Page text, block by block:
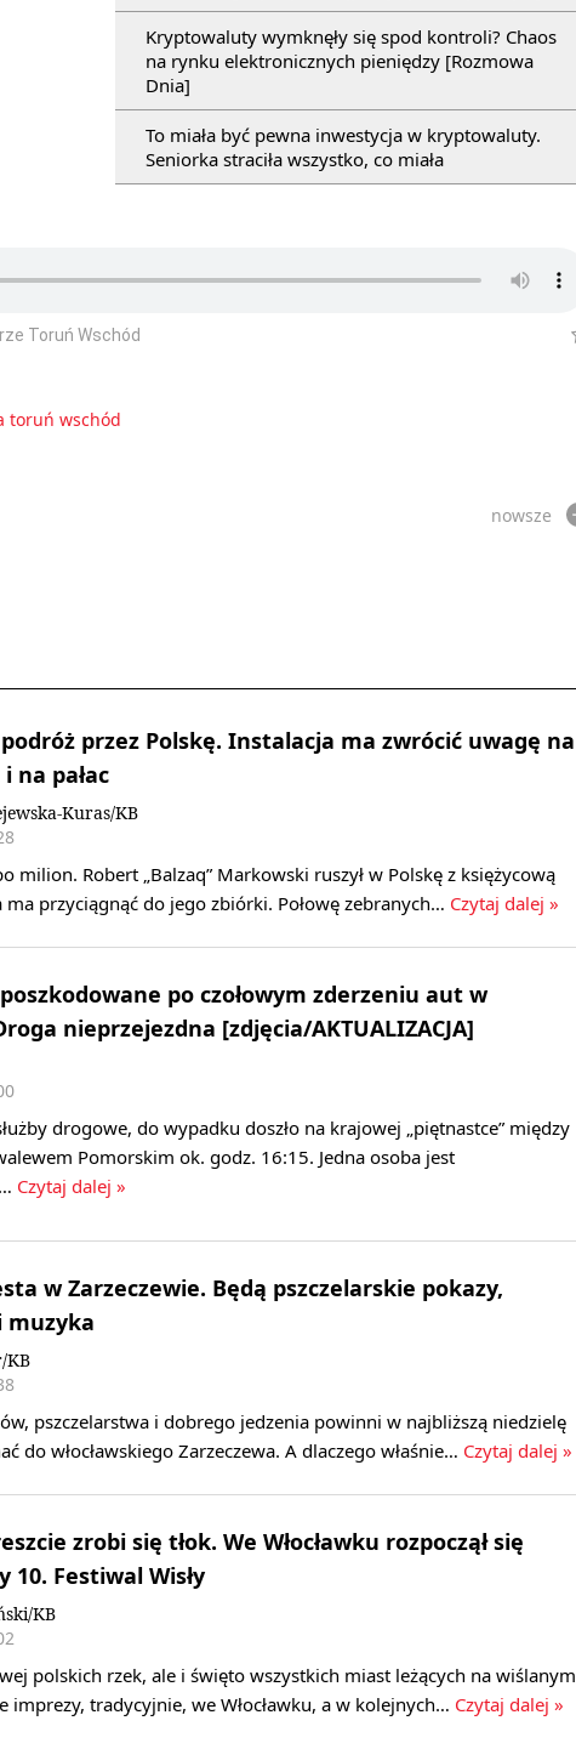
Kryptowaluty wymknęły się spod kontroli? Chaos
na rynku elektronicznych pieniędzy [Rozmowa
Dnia]
To miała być pewna inwestycja w kryptowaluty.
Seniorka straciła wszystko, co miała
Toruń Wschód
toruń wschód
nowsze
przez Polskę. Instalacja ma zwrócić uwagę na
na pałac
Kuras/KB
milion. Robert „Balzaq” Markowski ruszył w Polskę z księżycową
ma przyciągnąć do jego zbiórki. Połowę zebranych… Czytaj dalej »
po czołowym zderzeniu aut w
nieprzejezdna [zdjęcia/AKTUALIZACJA]
drogowe, do wypadku doszło na krajowej „piętnastce” między
Pomorskim ok. godz. 16:15. Jedna osoba jest
Czytaj dalej »
w Zarzeczewie. Będą pszczelarskie pokazy,
muzyka
KB
pszczelarstwa i dobrego jedzenia powinni w najbliższą niedzielę
do włocławskiego Zarzeczewa. A dlaczego właśnie… Czytaj dalej »
zrobi się tłok. We Włocławku rozpoczął się
10. Festiwal Wisły
KB
polskich rzek, ale i święto wszystkich miast leżących na wiślanym
imprezy, tradycyjnie, we Włocławku, a w kolejnych… Czytaj dalej »